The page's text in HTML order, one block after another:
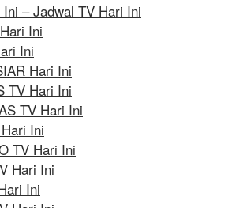
– Jadwal TV Hari Ini
Ini
Ini
Hari Ini
TV Hari Ini
TV Hari Ini
Ini
TV Hari Ini
Hari Ini
Ini